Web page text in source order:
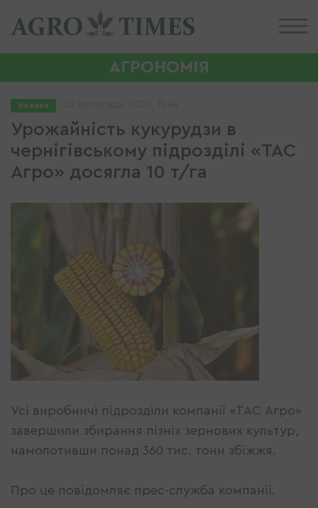
АГРОНОМІЯ
Новина
Урожайність кукурудзи в
чернігівському підрозділі «ТАС
Агро» досягла 10 т/га
Усі виробничі підрозділи компанії «ТАС Агро»
завершили збирання пізніх зернових культур,
намолотивши понад 360 тис. тонн збіжжя.
Про це повідомляє прес-служба компанії.